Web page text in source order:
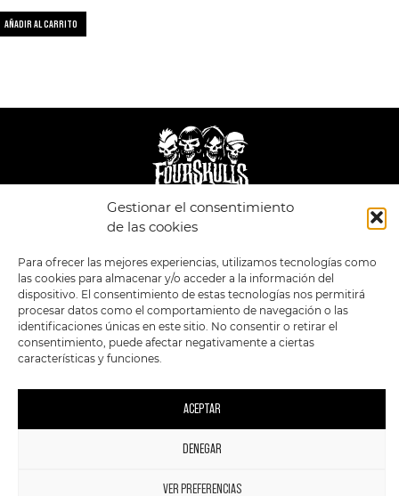
Gestionar el consentimiento
de las cookies
Para ofrecer las mejores experiencias, utilizamos tecnologías como
las cookies para almacenar y/o acceder a la información del
dispositivo. El consentimiento de estas tecnologías nos permitirá
procesar datos como el comportamiento de navegación o las
identificaciones únicas en este sitio. No consentir o retirar el
consentimiento, puede afectar negativamente a ciertas
características y funciones.
ACEPTAR
DENEGAR
VER PREFERENCIAS
AÑADIR AL CARRITO
POLÍTICA DE
PRIVACIDAD
TÉRMINOS Y
CONDICIONES
GENERALES DE LA
VENTA
POLÍTICA DE COOKIES
TIENDA
ESTILOS
FORMATOS
PREVENTAS
OFERTAS
MERCHANDISING
FOUR SKULLS
2023 FourSkulls. Reservados todos los derechos.